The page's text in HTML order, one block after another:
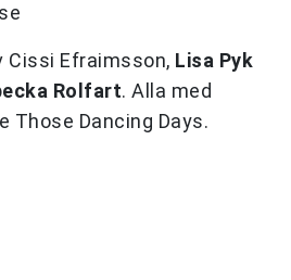
Cissi Efraimsson, Lisa Pyk
Rolfart. Alla med
Those Dancing Days.